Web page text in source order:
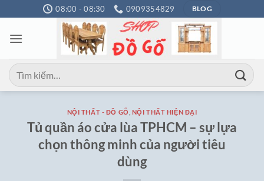
qua
nội
08:00 - 08:30 0909354829 BLOG
Tìm
kiếm:
NỘI THẤT - ĐỒ GỖ NỘI THẤT HIỆN ĐẠI
Tủ quần áo cửa lùa TPHCM – sự lựa
chọn thông minh của người tiêu
dùng